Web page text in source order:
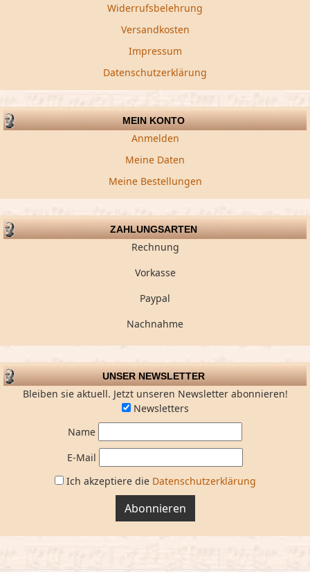
Widerrufsbelehrung
Versandkosten
Impressum
Datenschutzerklärung
MEIN KONTO
Anmelden
Meine Daten
Meine Bestellungen
ZAHLUNGSARTEN
Rechnung
Vorkasse
Paypal
Nachnahme
UNSER NEWSLETTER
Bleiben sie aktuell. Jetzt unseren Newsletter abonnieren!
Newsletters
Name
E-Mail
Ich akzeptiere die Datenschutzerklärung
Abonnieren